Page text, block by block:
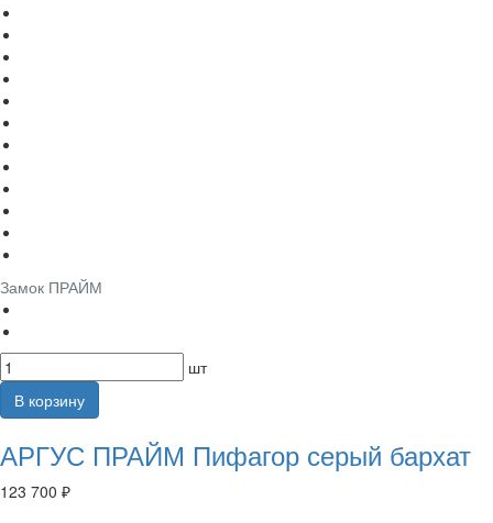
Замок ПРАЙМ
шт
В корзину
АРГУС ПРАЙМ Пифагор серый бархат
123 700 ₽